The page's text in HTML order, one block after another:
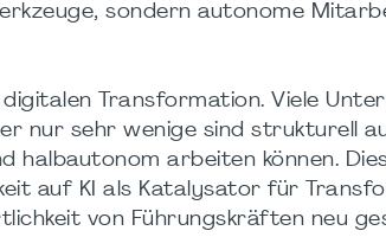
sondern autonome
Transformation. Viele
nur sehr wenige sind strukturell
halbautonom arbeiten können.
auf KI als Katalysator für
von Führungskräften neu